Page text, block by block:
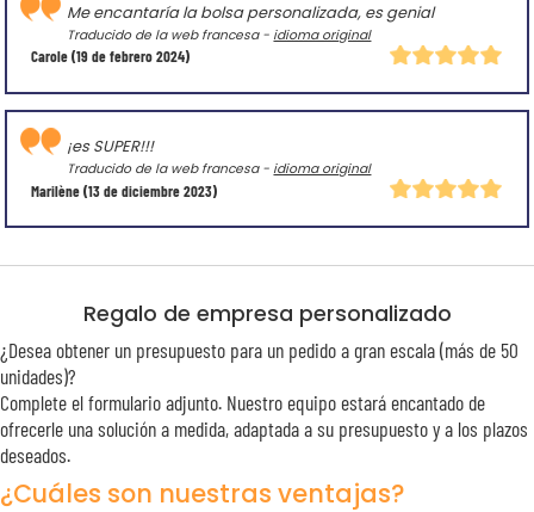
Carole(19 de febrero 2024)
Me encantaría la bolsa personalizada, es genial
Traducido de la web francesa - idioma original
Marilène(13 de diciembre 2023)
¡es SUPER!!!
Traducido de la web francesa - idioma original
Regalo de empresa personalizado
¿Desea obtener un presupuesto para un pedido a gran escala (más de 50
unidades)?
Complete el formulario adjunto. Nuestro equipo estará encantado de
ofrecerle una solución a medida, adaptada a su presupuesto y a los plazos
deseados.
¿Cuáles son nuestras ventajas?